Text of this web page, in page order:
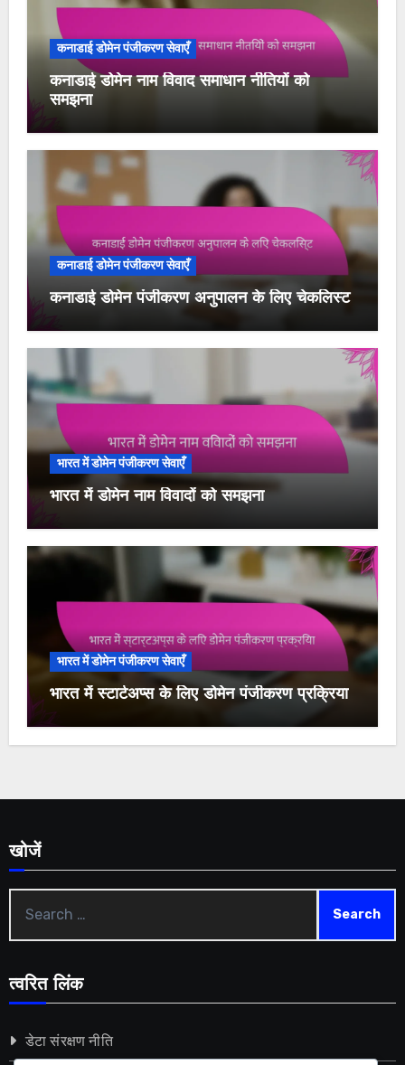
कनाडाई डोमेन पंजीकरण सेवाएँ
कनाडाई डोमेन नाम विवाद समाधान नीतियों को
समझना
कनाडाई डोमेन पंजीकरण सेवाएँ
कनाडाई डोमेन पंजीकरण अनुपालन के लिए चेकलिस्ट
भारत में डोमेन पंजीकरण सेवाएँ
भारत में डोमेन नाम विवादों को समझना
भारत में डोमेन पंजीकरण सेवाएँ
भारत में स्टार्टअप्स के लिए डोमेन पंजीकरण प्रक्रिया
खोजें
त्वरित लिंक
डेटा संरक्षण नीति